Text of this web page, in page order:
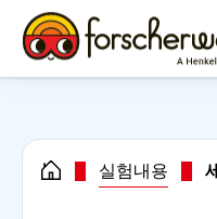
Skip to main content
Skip to footer
quick
search
실험내용